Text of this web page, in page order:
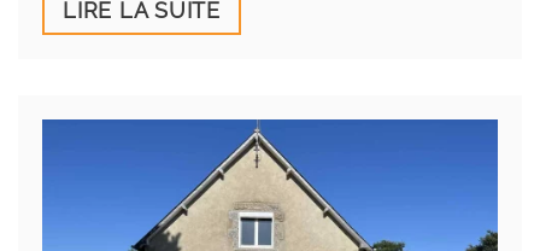
LIRE LA SUITE